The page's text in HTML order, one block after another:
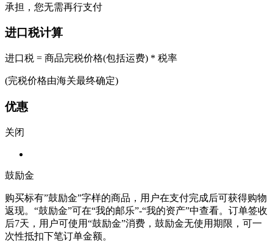
承担，您无需再行支付
进口税计算
进口税 = 商品完税价格(包括运费) * 税率
(完税价格由海关最终确定)
优惠
关闭
鼓励金
购买标有”鼓励金”字样的商品，用户在支付完成后可获得购物
返现。“鼓励金”可在“我的邮乐”-“我的资产”中查看。订单签收
后7天，用户可使用“鼓励金”消费，鼓励金无使用期限，可一
次性抵扣下笔订单金额。